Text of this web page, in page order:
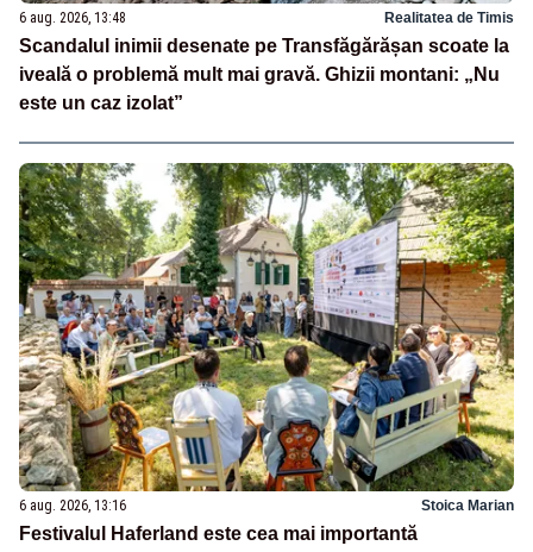
6 aug. 2026, 13:48 Realitatea de Timis
Scandalul inimii desenate pe Transfăgărășan scoate la
iveală o problemă mult mai gravă. Ghizii montani: „Nu
este un caz izolat”
6 aug. 2026, 13:16 Stoica Marian
Festivalul Haferland este cea mai importantă